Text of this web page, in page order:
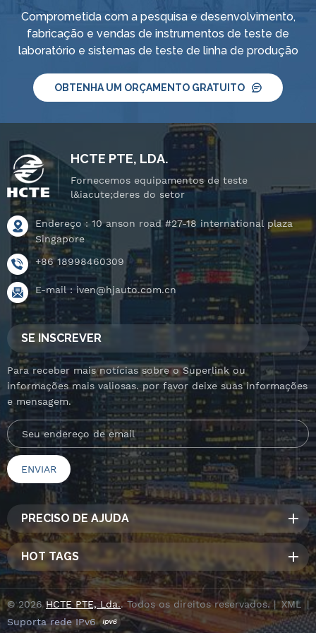
pulveriza&ccedil;&atilde;o,
bico de jato
port&aacute;til, sistema
abastecimento e
controle de
&aacute;gua, IPX8
testador de
press&atilde;o de
estanqueidade de
&aacute;gua e palco
rotativo
inclin&aacute;vel.
pulveriza&ccedil;&atilde;o,
bico de jato
port&aacute;til, sistema
abastecimento e
controle de
&aacute;gua, IPX8
testador de
press&atilde;o de
estanqueidade de
&aacute;gua e palco
rotativo
inclin&aacute;vel.
Comprometida com a pesquisa e desenvolvimento,
fabricação e vendas de instrumentos de teste de
laboratório e sistemas de teste de linha de produção
OBTENHA UM ORÇAMENTO GRATUITO
HCTE PTE, LDA.
Fornecemos equipamentos de teste
l&iacute;deres do setor
Endereço : 10 anson road #27-18 international plaza
Singapore
+86 18998460309
E-mail :iven@hjauto.com.cn
SE INSCREVER
Para receber mais notícias sobre o Superlink ou
informações mais valiosas. por favor deixe suas informações
e mensagem.
PRECISO DE AJUDA
HOT TAGS
© 2026HCTE PTE, Lda.. Todos os direitos reservados. | XML
|
Suporta rede IPv6